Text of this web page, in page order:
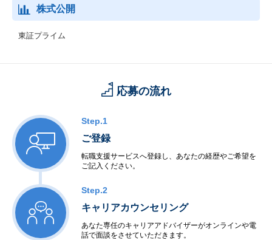
海外市場を対象として、セーファーシティ（パブリックセーフテ
ィ、デジタル・ガバメント、デジタル・ファイナンス）、サービ
スプロバイダ向けソフトウェア・サービス、海洋システムなどを
提供しています。AI、IoT関連の先端技術を活用し、安全・安心で
株式公開
東証プライム
応募の流れ
Step.1
ご登録
転職支援サービスへ登録し、あなたの経歴やご希望を
ご記入ください。
Step.2
キャリアカウンセリング
あなた専任のキャリアアドバイザーがオンラインや電
話で面談をさせていただきます。